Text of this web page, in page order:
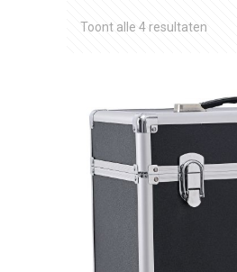
Toont alle 4 resultaten